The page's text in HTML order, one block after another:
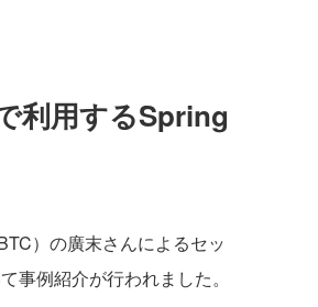
利用するSpring
）の廣末さんによるセッ
事例紹介が行われました。